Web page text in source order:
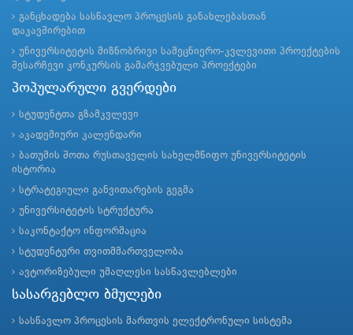
განცხადება სასწავლო პროცესის განახლებასთან
დაკავშირებით
უნივერსიტეტის მიზნობრივი სამეცნიერო-კვლევითი პროექტების
შესარჩევი კონკურსის გამარჯვებული პროექტები
პოპულარული გვერდები
სტუდენტთა გზამკვლევი
აკადემიური კალენდარი
ბათუმის შოთა რუსთაველის სახელმწიფო უნივერსიტეტის
ისტორია
სტრატეგიული განვითარების გეგმა
უნივერსიტეტის სტრუქტურა
საკონტაქტო ინფორმაცია
სტუდენტური თვითმმართველობა
ავტორიზებული უმაღლესი სასწავლებლები
სასარგებლო ბმულები
სასწავლო პროცესის მართვის ელექტრონული სისტემა